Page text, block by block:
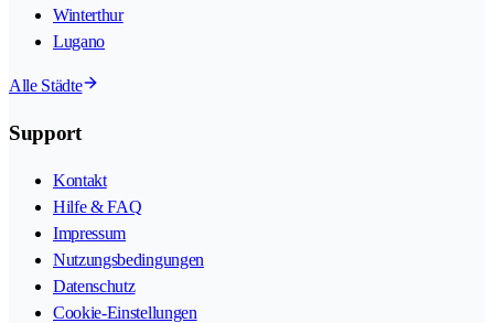
Winterthur
Lugano
Alle Städte
Support
Kontakt
Hilfe & FAQ
Impressum
Nutzungsbedingungen
Datenschutz
Cookie-Einstellungen